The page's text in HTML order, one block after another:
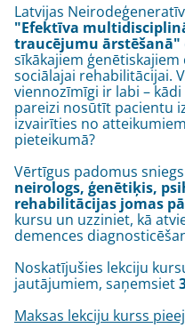
Latvijas
"Efektīva
traucējumu ārstēšanā"
sīkākajiem
sociālajai rehabilitācijai.
viennozīmīgi ir labi –
pareizi nosūtīt pacientu
izvairīties no
pieteikumā?
Vērtīgus padomus
neirologs, ģenētiķis,
rehabilitācijas jomas
kursu un uzziniet, kā
demences
Noskatījušies lekciju
jautājumiem, saņemsiet
Maksas lekciju kurss